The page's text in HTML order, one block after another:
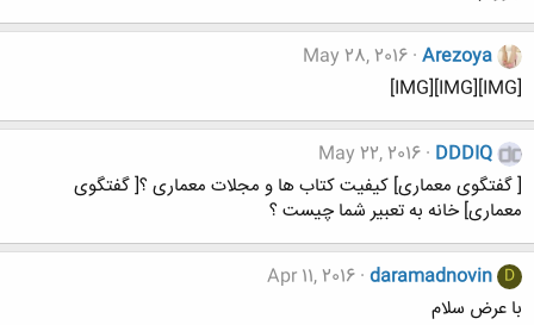
Arezoya
May 28, 2016
[IMG][IMG][IMG]
DDDIQ
May 22, 2016
[ گفتگوی معماری] کیفیت کتاب ها و مجلات معماری ؟[ گفتگوی
معماری] خانه به تعبیر شما چیست ؟
D
daramadnovin
Apr 11, 2016
با عرض سلام